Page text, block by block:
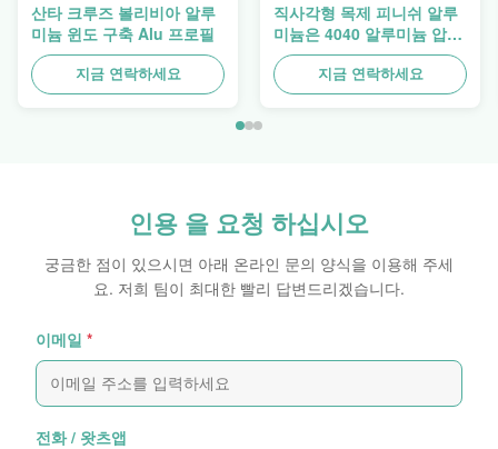
산타 크루즈 볼리비아 알루
미늄 윈도 구축 Alu 프로필
지금 연락하세요
직사각형 목제 피니쉬 알루
미늄은 4040 알루미늄 압출
프로파일을 돋보이게 합니
다
지금 연락하세요
인용 을 요청 하십시오
궁금한 점이 있으시면 아래 온라인 문의 양식을 이용해 주세
요. 저희 팀이 최대한 빨리 답변드리겠습니다.
이메일 *
전화 / 왓츠앱